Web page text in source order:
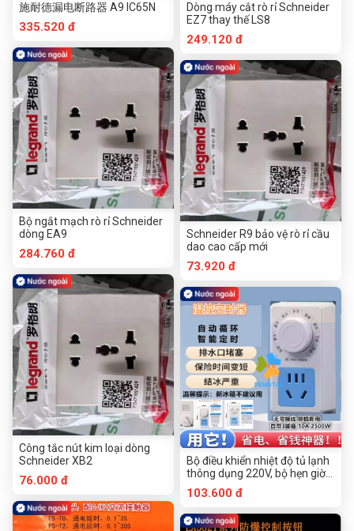
施耐德漏电断路器 A9 IC65N
335.520 đ
Bộ ngắt mạch rò rỉ Schneider
dòng EA9
284.760 đ
Công tắc nút kim loại dòng
Schneider XB2
76.000 đ
Dòng máy cắt rò rỉ Schneider
EZ7 thay thế LS8
249.120 đ
Schneider R9 bảo vệ rò rỉ cầu
dao cao cấp mới
73.920 đ
Bộ điều khiển nhiệt độ tủ lạnh
thông dụng 220V, bộ hẹn giờ
tiết kiệm điện cho tủ đông,
công tắc tiết kiệm năng lượng,
ổ cắm có chức năng trì hoãn
thời gian
103.600 đ